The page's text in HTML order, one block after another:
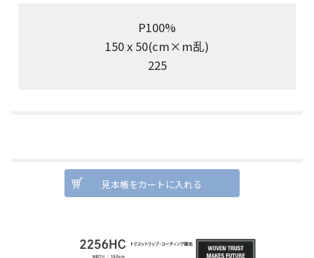
P100%
150 x 50(cm×m乱)
225
見本帳をカートに入れる